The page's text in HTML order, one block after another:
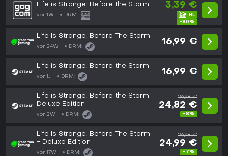
Life is Strange: Before the Storm
vor 1W DRM:
3,39 €
-80%
Life Is Strange: Before The Storm
vor 24W DRM:
16,99 €
Life is Strange: Before the Storm
vor 1J DRM:
16,99 €
Life is Strange: Before the Storm
Deluxe Edition
vor 2W DRM:
26,98 €
24,82 €
-8%
Life Is Strange: Before The Storm
- Deluxe Edition
vor 17W DRM:
26,98 €
24,99 €
-7%